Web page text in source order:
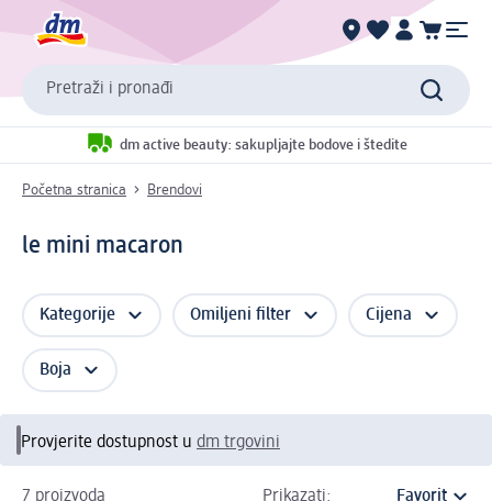
Pretraži i pronađi
dm active beauty: sakupljajte bodove i štedite
Početna stranica Brendovi
le mini macaron
Kategorije Omiljeni filter Cijena
Boja
Provjerite dostupnost u dm trgovini
7 proizvoda Prikazati: